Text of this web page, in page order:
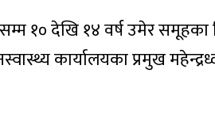
१० देखि १४ वर्ष उमेर समूहका
कार्यालयका प्रमुख